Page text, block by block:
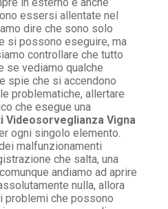
essersi allentate nel
dire che sono solo
si possono eseguire, ma
controllare che tutto
se vediamo qualche
spie che si accendono
problematiche, allertare
che esegue una
Videosorveglianza Vigna
ogni singolo elemento.
malfunzionamenti
che salta, una
andiamo ad aprire
nulla, allora
problemi che possono